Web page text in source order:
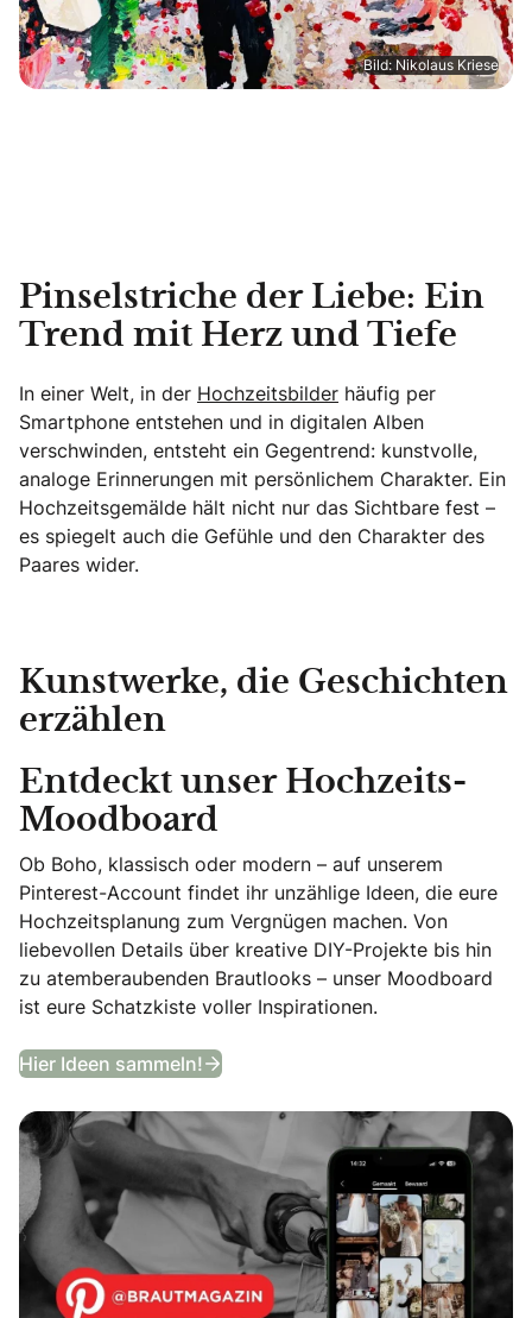
Bild: Nikolaus Kriese
Pinselstriche der Liebe: Ein
Trend mit Herz und Tiefe
In einer Welt, in der Hochzeitsbilder häufig per
Smartphone entstehen und in digitalen Alben
verschwinden, entsteht ein Gegentrend: kunstvolle,
analoge Erinnerungen mit persönlichem Charakter. Ein
Hochzeitsgemälde hält nicht nur das Sichtbare fest –
es spiegelt auch die Gefühle und den Charakter des
Paares wider.
Kunstwerke, die Geschichten
erzählen
Entdeckt unser Hochzeits-
Moodboard
Ob Boho, klassisch oder modern – auf unserem
Pinterest-Account findet ihr unzählige Ideen, die eure
Hochzeitsplanung zum Vergnügen machen. Von
liebevollen Details über kreative DIY-Projekte bis hin
zu atemberaubenden Brautlooks – unser Moodboard
ist eure Schatzkiste voller Inspirationen.
Hier Ideen sammeln! Entdeckt unser Hochzeits-